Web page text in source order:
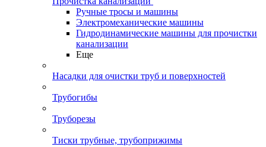
Ручные тросы и машины
Электромеханические машины
Гидродинамические машины для прочистки
канализации
Еще
Насадки для очистки труб и поверхностей
Трубогибы
Труборезы
Тиски трубные, трубоприжимы